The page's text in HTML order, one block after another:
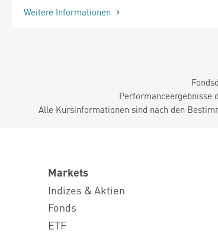
Weitere Informationen
Performanceergebnisse
Alle Kursinformationen sind nach den
Markets
Indizes & Aktien
Fonds
ETF